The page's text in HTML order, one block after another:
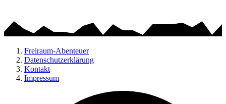
Freiraum-Abenteuer
Datenschutzerklärung
Kontakt
Impressum